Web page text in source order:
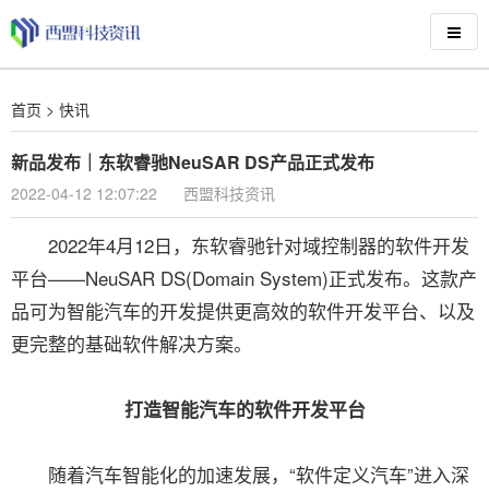
首页 > 快讯
新品发布｜东软睿驰NeuSAR DS产品正式发布
2022-04-12 12:07:22 西盟科技资讯
2022年4月12日，东软睿驰针对域控制器的软件开发
平台——NeuSAR DS(Domain System)正式发布。这款产
品可为智能汽车的开发提供更高效的软件开发平台、以及
更完整的基础软件解决方案。
打造智能汽车的软件开发平台
随着汽车智能化的加速发展，“软件定义汽车”进入深